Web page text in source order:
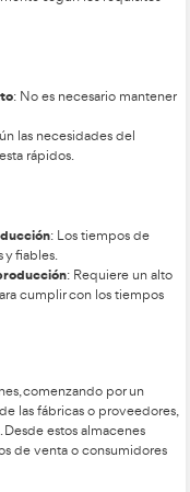
actual sin
competitivo respecto
asociado, pero
la cuota de mercado.
de los almacenes
mantenimiento de
pueden disminuir
furgonetas, lo